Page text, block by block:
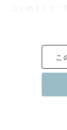
はじめまして
七五三やお宮
ルの出張撮影
素敵な瞬間を
🌿わたしについ
こ